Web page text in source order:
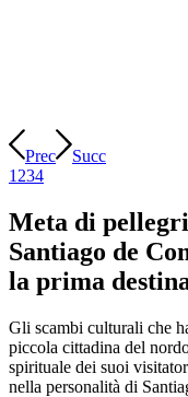
Prec
Succ
1 234
Meta di
Santiago de
la prima
Gli scambi culturali che
piccola cittadina del
spirituale dei suoi
nella personalità di